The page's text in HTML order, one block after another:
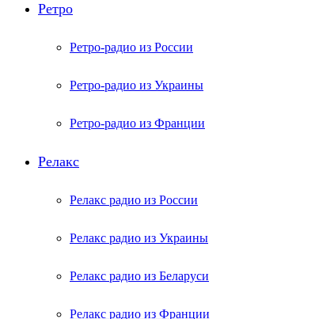
Ретро
Ретро-радио из России
Ретро-радио из Украины
Ретро-радио из Франции
Релакс
Релакс радио из России
Релакс радио из Украины
Релакс радио из Беларуси
Релакс радио из Франции